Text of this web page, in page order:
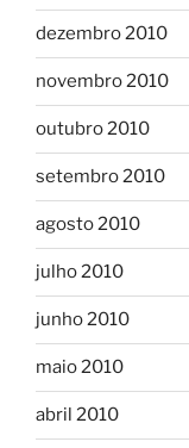
dezembro 2010
novembro 2010
outubro 2010
setembro 2010
agosto 2010
julho 2010
junho 2010
maio 2010
abril 2010